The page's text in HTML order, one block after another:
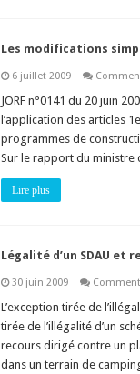
Les modifications
6 juillet 2009
JORF n°0141 du 20 juin
l’application des articles
programmes de
Sur le rapport du ministre
Lire plus
Légalité d’un SDAU et
30 juin 2009
L’exception tirée de
tirée de l’illégalité d’un
recours dirigé contre un
dans un terrain de